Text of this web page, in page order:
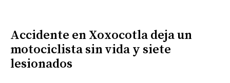
Accidente en Xoxocotla deja un
motociclista sin vida y siete
lesionados